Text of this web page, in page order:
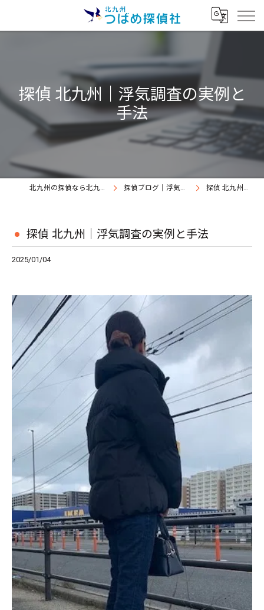
探偵 北九州｜浮気調査の実例と
手法
北九州の探偵なら北九州つばめ探偵社｜証拠満載提出継続中 探偵ブログ｜浮気調査北九州、北九州つばめ探偵社 探偵 北九州｜浮気調査の実例と手法
探偵 北九州｜浮気調査の実例と手法
2025/01/04